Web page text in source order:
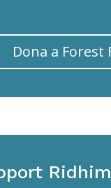
Dona a Forest